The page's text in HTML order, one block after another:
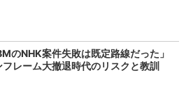
のNHK案件失敗は既定路線だった」
レーム大撤退時代のリスクと教訓